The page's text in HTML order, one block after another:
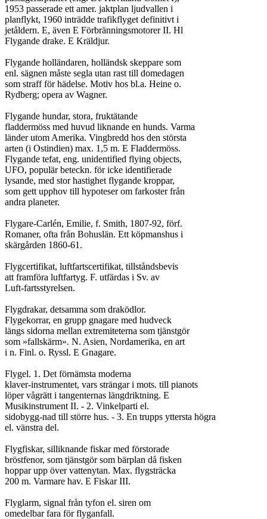
1953 passerade ett amer. jaktplan ljudvallen i
planflykt, 1960 inträdde trafikflyget definitivt i
jetåldern. E, även E Förbränningsmotorer II. Hl
Flygande drake. E Kräldjur.
Flygande holländaren, holländsk skeppare som
enl. sägnen måste segla utan rast till domedagen
som straff för hädelse. Motiv hos bl.a. Heine o.
Rydberg; opera av Wagner.
Flygande hundar, stora, fruktätande
fladdermöss med huvud liknande en hunds. Varma
länder utom Amerika. Vingbredd hos den största
arten (i Ostindien) max. 1,5 m. E Fladdermöss.
Flygande tefat, eng. unidentified flying objects,
UFO, populär beteckn. för icke identifierade
lysande, med stor hastighet flygande kroppar,
som gett upphov till hypoteser om farkoster från
andra planeter.
Flygare-Carlén, Emilie, f. Smith, 1807-92, förf.
Romaner, ofta från Bohuslän. Ett köpmanshus i
skärgården 1860-61.
Flygcertifikat, luftfartscertifikat, tillståndsbevis
att framföra luftfartyg. F. utfärdas i Sv. av
Luft-fartsstyrelsen.
Flygdrakar, detsamma som draködlor.
Flygekorrar, en grupp gnagare med hudveck
längs sidorna mellan extremiteterna som tjänstgör
som »fallskärm». N. Asien, Nordamerika, en art
i n. Finl. o. Ryssl. E Gnagare.
Flygel. 1. Det förnämsta moderna
klaver-instrumentet, vars strängar i mots. till pianots
löper vågrätt i tangenternas längdriktning. E
Musikinstrument II. - 2. Vinkelparti el.
sidobygg-nad till större hus. - 3. En trupps yttersta högra
el. vänstra del.
Flygfiskar, silliknande fiskar med förstorade
bröstfenor, som tjänstgör som bärplan då fisken
hoppar upp över vattenytan. Max. flygsträcka
200 m. Varmare hav. E Fiskar III.
Flyglarm, signal från tyfon el. siren om
omedelbar fara för flyganfall.